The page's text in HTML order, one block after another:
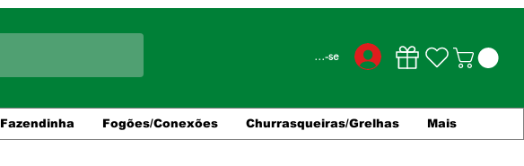
Conecte-se
Fazendinha Fogões/Conexões Churrasqueiras/Grelhas Mais